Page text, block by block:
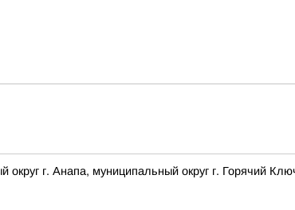
г. Анапа, муниципальный округ г. Горячий